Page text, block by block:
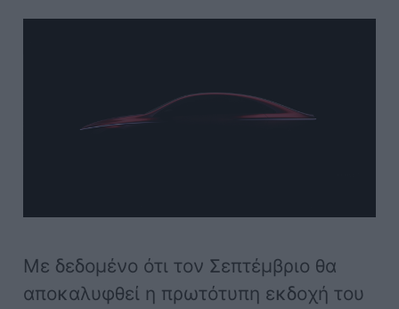
Με δεδομένο ότι τον Σεπτέμβριο θα
αποκαλυφθεί η πρωτότυπη εκδοχή του